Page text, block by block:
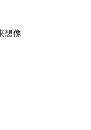
想像